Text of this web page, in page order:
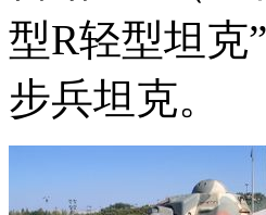
型R轻型坦克
步兵坦克。